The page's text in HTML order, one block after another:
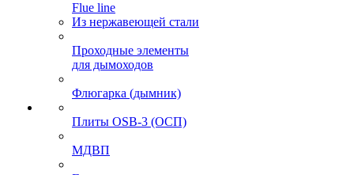
Flue line
Из нержавеющей стали
Проходные элементы
для дымоходов
Флюгарка (дымник)
Плиты OSB-3 (ОСП)
МДВП